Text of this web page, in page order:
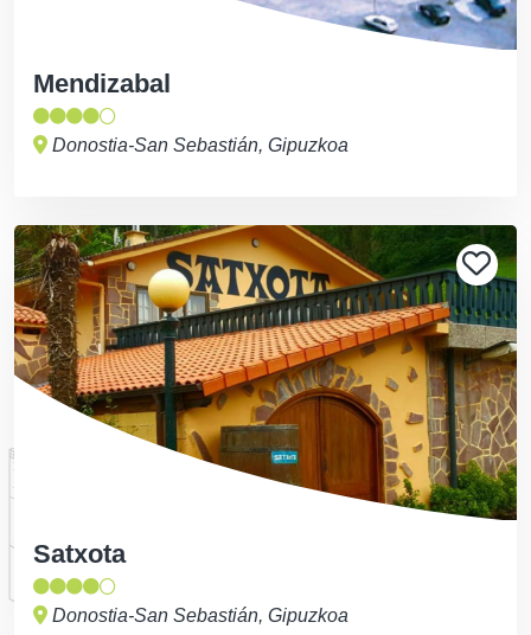
Mendizabal
Donostia-San Sebastián, Gipuzkoa
Satxota
Donostia-San Sebastián, Gipuzkoa